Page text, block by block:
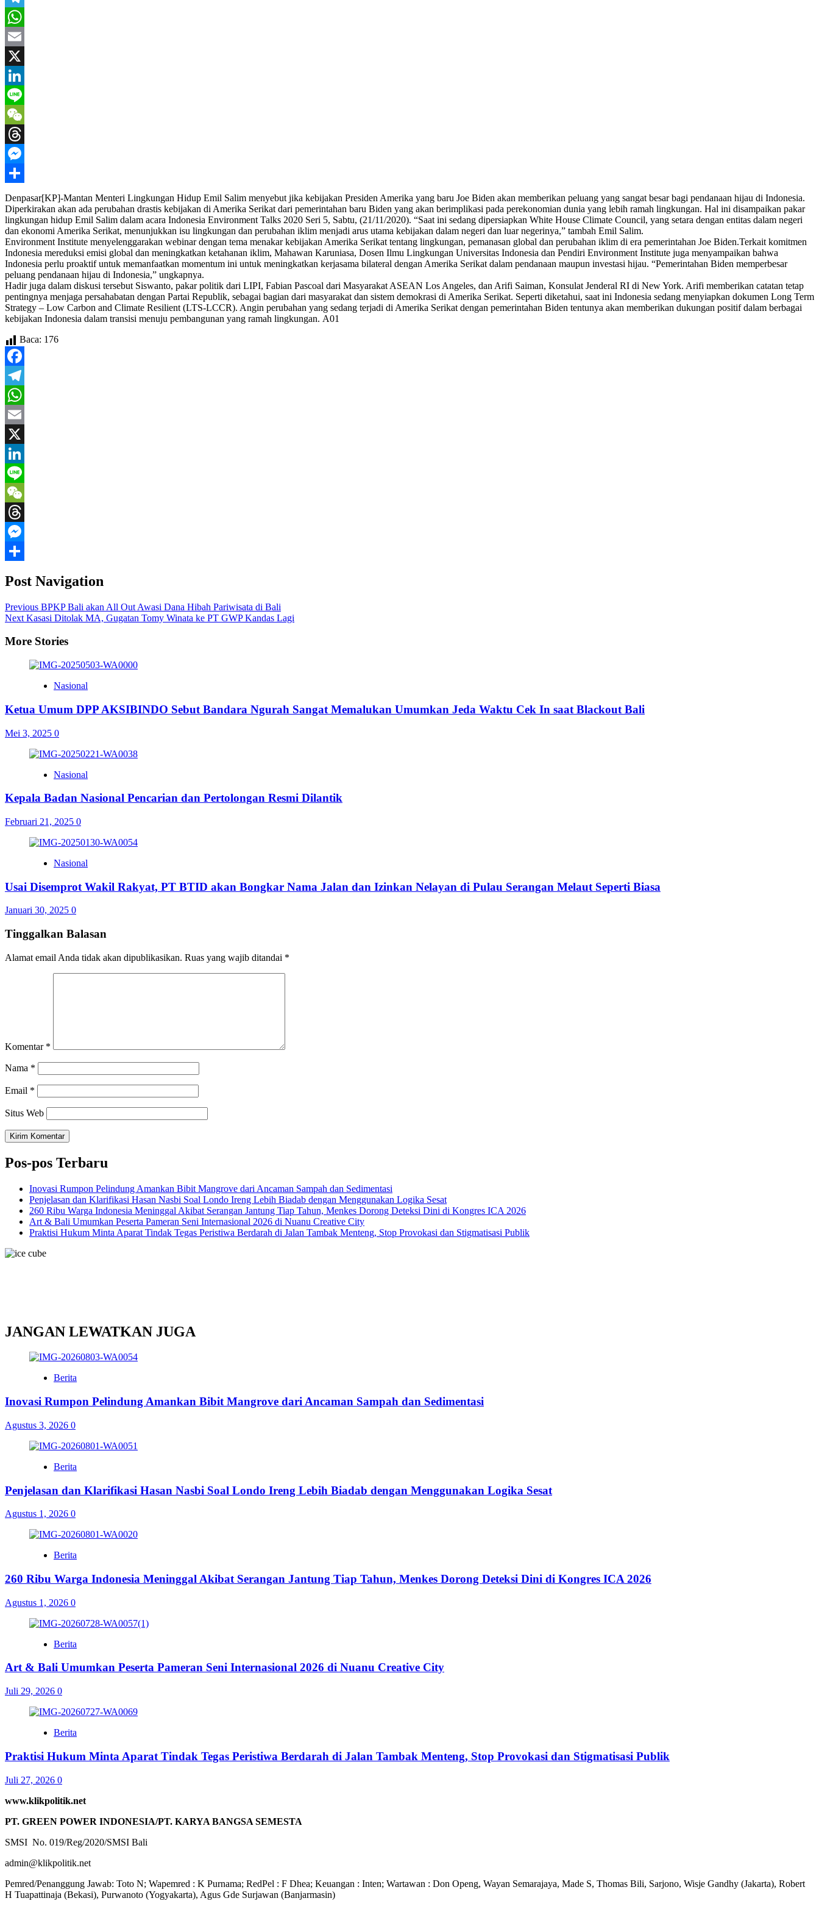
Telegram
WhatsApp
Email
X
LinkedIn
Line
WeChat
Threads
Messenger
Share
Denpasar[KP]-Mantan Menteri Lingkungan Hidup Emil Salim menyebut jika kebijakan Presiden Amerika yang baru Joe Biden akan memberikan peluang yang sangat besar bagi pendanaan hijau di Indonesia.
Diperkirakan akan ada perubahan drastis kebijakan di Amerika Serikat dari pemerintahan baru Biden yang akan berimplikasi pada perekonomian dunia yang lebih ramah lingkungan. Hal ini disampaikan pakar
lingkungan hidup Emil Salim dalam acara Indonesia Environment Talks 2020 Seri 5, Sabtu, (21/11/2020). “Saat ini sedang dipersiapkan White House Climate Council, yang setara dengan entitas dalam negeri
dan ekonomi Amerika Serikat, menunjukkan isu lingkungan dan perubahan iklim menjadi arus utama kebijakan dalam negeri dan luar negerinya,” tambah Emil Salim.
Environment Institute menyelenggarakan webinar dengan tema menakar kebijakan Amerika Serikat tentang lingkungan, pemanasan global dan perubahan iklim di era pemerintahan Joe Biden.Terkait komitmen
Indonesia mereduksi emisi global dan meningkatkan ketahanan iklim, Mahawan Karuniasa, Dosen Ilmu Lingkungan Universitas Indonesia dan Pendiri Environment Institute juga menyampaikan bahwa
Indonesia perlu proaktif untuk memanfaatkan momentum ini untuk meningkatkan kerjasama bilateral dengan Amerika Serikat dalam pendanaan maupun investasi hijau. “Pemerintahan Biden memperbesar
peluang pendanaan hijau di Indonesia,” ungkapnya.
Hadir juga dalam diskusi tersebut Siswanto, pakar politik dari LIPI, Fabian Pascoal dari Masyarakat ASEAN Los Angeles, dan Arifi Saiman, Konsulat Jenderal RI di New York. Arifi memberikan catatan tetap
pentingnya menjaga persahabatan dengan Partai Republik, sebagai bagian dari masyarakat dan sistem demokrasi di Amerika Serikat. Seperti diketahui, saat ini Indonesia sedang menyiapkan dokumen Long Term
Strategy – Low Carbon and Climate Resilient (LTS-LCCR). Angin perubahan yang sedang terjadi di Amerika Serikat dengan pemerintahan Biden tentunya akan memberikan dukungan positif dalam berbagai
kebijakan Indonesia dalam transisi menuju pembangunan yang ramah lingkungan. A01
Baca: 176
Facebook
Telegram
WhatsApp
Email
X
LinkedIn
Line
WeChat
Threads
Messenger
Post Navigation
Previous BPKP Bali akan All Out Awasi Dana Hibah Pariwisata di Bali
Next Kasasi Ditolak MA, Gugatan Tomy Winata ke PT GWP Kandas Lagi
More Stories
Nasional
Ketua Umum DPP AKSIBINDO Sebut Bandara Ngurah Sangat Memalukan Umumkan Jeda Waktu Cek In saat Blackout Bali
Mei 3, 2025 0
Nasional
Kepala Badan Nasional Pencarian dan Pertolongan Resmi Dilantik
Februari 21, 2025 0
Nasional
Usai Disemprot Wakil Rakyat, PT BTID akan Bongkar Nama Jalan dan Izinkan Nelayan di Pulau Serangan Melaut Seperti Biasa
Januari 30, 2025 0
Tinggalkan Balasan
Alamat email Anda tidak akan dipublikasikan. Ruas yang wajib ditandai *
Komentar *
Nama *
Email *
Situs Web
Pos-pos Terbaru
Inovasi Rumpon Pelindung Amankan Bibit Mangrove dari Ancaman Sampah dan Sedimentasi
Penjelasan dan Klarifikasi Hasan Nasbi Soal Londo Ireng Lebih Biadab dengan Menggunakan Logika Sesat
260 Ribu Warga Indonesia Meninggal Akibat Serangan Jantung Tiap Tahun, Menkes Dorong Deteksi Dini di Kongres ICA 2026
Art & Bali Umumkan Peserta Pameran Seni Internasional 2026 di Nuanu Creative City
Praktisi Hukum Minta Aparat Tindak Tegas Peristiwa Berdarah di Jalan Tambak Menteng, Stop Provokasi dan Stigmatisasi Publik
JANGAN LEWATKAN JUGA
Berita
Inovasi Rumpon Pelindung Amankan Bibit Mangrove dari Ancaman Sampah dan Sedimentasi
Agustus 3, 2026 0
Berita
Penjelasan dan Klarifikasi Hasan Nasbi Soal Londo Ireng Lebih Biadab dengan Menggunakan Logika Sesat
Agustus 1, 2026 0
Berita
260 Ribu Warga Indonesia Meninggal Akibat Serangan Jantung Tiap Tahun, Menkes Dorong Deteksi Dini di Kongres ICA 2026
Agustus 1, 2026 0
Berita
Art & Bali Umumkan Peserta Pameran Seni Internasional 2026 di Nuanu Creative City
Juli 29, 2026 0
Berita
Praktisi Hukum Minta Aparat Tindak Tegas Peristiwa Berdarah di Jalan Tambak Menteng, Stop Provokasi dan Stigmatisasi Publik
Juli 27, 2026 0
www.klikpolitik.net
PT. GREEN POWER INDONESIA/PT. KARYA BANGSA SEMESTA
SMSI No. 019/Reg/2020/SMSI Bali
admin@klikpolitik.net
Pemred/Penanggung Jawab: Toto N; Wapemred : K Purnama; RedPel : F Dhea; Keuangan : Inten; Wartawan : Don Openg, Wayan Semarajaya, Made S, Thomas Bili, Sarjono, Wisje Gandhy (Jakarta), Robert
H Tuapattinaja (Bekasi), Purwanoto (Yogyakarta), Agus Gde Surjawan (Banjarmasin)